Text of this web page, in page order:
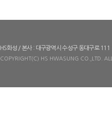
HS화성 / 본사 : 대구광역시 수성구 동대구로 111
COPYRIGHT(C) HS HWASUNG CO.,LTD.